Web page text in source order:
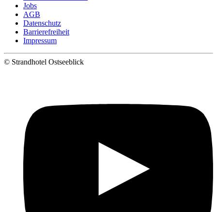
Jobs
AGB
Datenschutz
Barrierefreiheit
Impressum
© Strandhotel Ostseeblick